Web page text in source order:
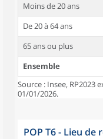
Moins de 20 ans
De 20 à 64 ans
65 ans ou plus
Ensemble
Source : Insee, RP2023
01/01/2026.
POP T6 - Lieu